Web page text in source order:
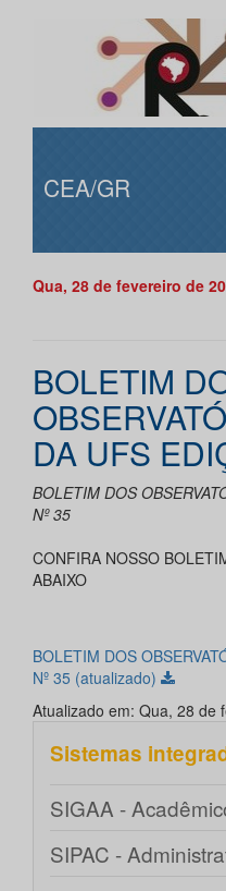
CEA/GR
Qua, 28 de fevereiro de
BOLETIM
DA UFS
BOLETIM DOS
Nº 35
CONFIRA NOSSO
ABAIXO
BOLETIM DOS
Nº 35 (atualizado)
Atualizado em: Qua, 28 de
Sistemas
SIGAA -
SIPAC -